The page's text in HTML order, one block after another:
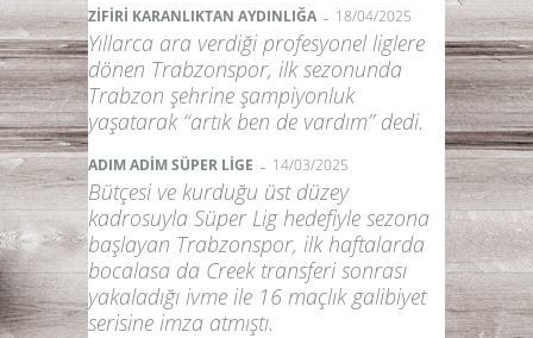
ZİFİRİ KARANLIKTAN AYDINLIĞA - 18/04/2025
Yıllarca ara verdiği profesyonel liglere
dönen Trabzonspor, ilk sezonunda
Trabzon şehrine şampiyonluk
yaşatarak “artık ben de vardım” dedi.
ADIM ADİM SÜPER LİGE - 14/03/2025
Bütçesi ve kurduğu üst düzey
kadrosuyla Süper Lig hedefiyle sezona
başlayan Trabzonspor, ilk haftalarda
bocalasa da Creek transferi sonrası
yakaladığı ivme ile 16 maçlık galibiyet
serisine imza atmıştı.